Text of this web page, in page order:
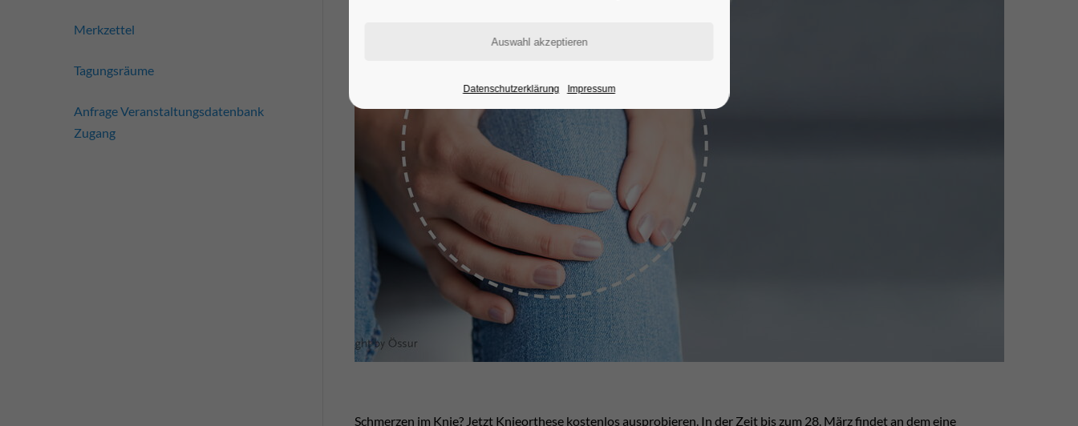
Schmerzen im Knie? Jetzt Knieorthese kostenlos ausprobieren. In der Zeit bis zum 28. März findet an dem eine
Merkzettel
Tagungsräume
Anfrage Veranstaltungsdatenbank
Zugang
Datenschutzerklärung Impressum